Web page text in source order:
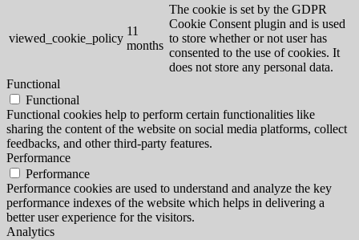
viewed_cookie_policy
11
months
The cookie is set by the GDPR
Cookie Consent plugin and is used
to store whether or not user has
consented to the use of cookies. It
does not store any personal data.
Functional
Functional
Functional cookies help to perform certain functionalities like
sharing the content of the website on social media platforms, collect
feedbacks, and other third-party features.
Performance
Performance
Performance cookies are used to understand and analyze the key
performance indexes of the website which helps in delivering a
better user experience for the visitors.
Analytics